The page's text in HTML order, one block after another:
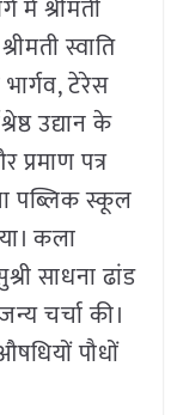
में श्रीमती
स्वाति
टेरेस
उद्यान के
प्रमाण पत्र
पब्लिक स्कूल
कला
साधना ढांड
चर्चा की।
पौधों